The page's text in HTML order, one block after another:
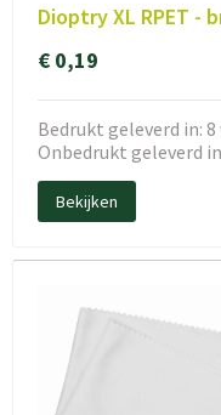
Dioptry XL RPET -
€ 0,19
Bedrukt geleverd in:
Onbedrukt geleverd
Bekijken